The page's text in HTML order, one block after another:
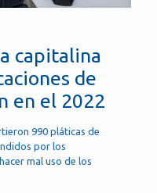
capitalina
de
en el 2022
990 pláticas de
por los
mal uso de los